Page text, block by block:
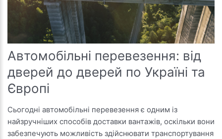
Автомобільні перевезення: від
дверей до дверей по Україні та
Європі
Сьогодні автомобільні перевезення є одним із
найзручніших способів доставки вантажів, оскільки вони
забезпечують можливість здійснювати транспортування